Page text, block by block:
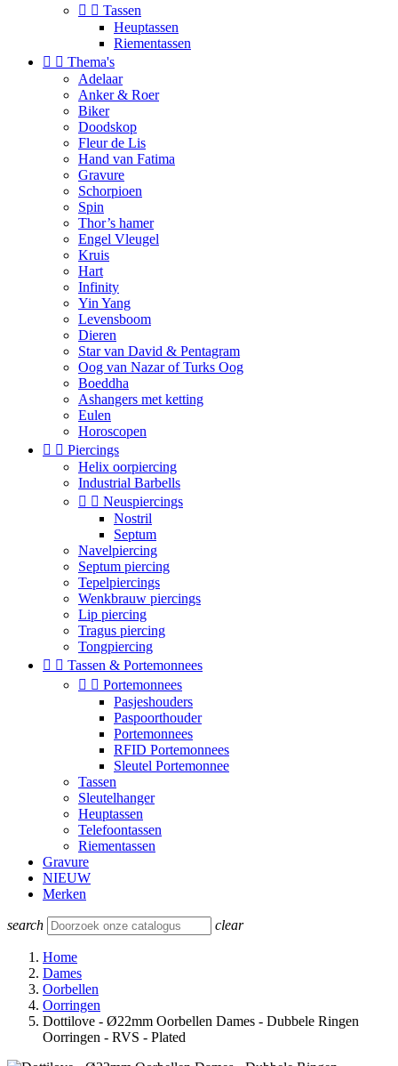
  Tassen
Heuptassen
Riementassen
  Thema's
Adelaar
Anker & Roer
Biker
Doodskop
Fleur de Lis
Hand van Fatima
Gravure
Schorpioen
Spin
Thor’s hamer
Engel Vleugel
Kruis
Hart
Infinity
Yin Yang
Levensboom
Dieren
Star van David & Pentagram
Oog van Nazar of Turks Oog
Boeddha
Ashangers met ketting
Eulen
Horoscopen
  Piercings
Helix oorpiercing
Industrial Barbells
  Neuspiercings
Nostril
Septum
Navelpiercing
Septum piercing
Tepelpiercings
Wenkbrauw piercings
Lip piercing
Tragus piercing
Tongpiercing
  Tassen & Portemonnees
  Portemonnees
Pasjeshouders
Paspoorthouder
Portemonnees
RFID Portemonnees
Sleutel Portemonnee
Tassen
Sleutelhanger
Heuptassen
Telefoontassen
Riementassen
Gravure
NIEUW
Merken
search clear
Home
Dames
Oorbellen
Oorringen
Dottilove - Ø22mm Oorbellen Dames - Dubbele Ringen
Oorringen - RVS - Plated